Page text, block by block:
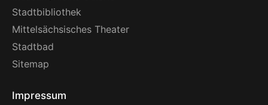
Stadtbibliothek
Mittelsächsisches Theater
Stadtbad
Sitemap
Impressum